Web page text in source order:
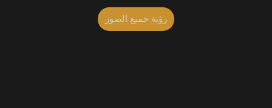
رؤية جميع الصور